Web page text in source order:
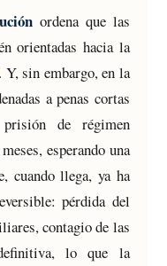
ordena que las
orientadas hacia la
Y, sin embargo, en la
a penas cortas
de régimen
esperando una
cuando llega, ya ha
pérdida del
contagio de las
lo que la